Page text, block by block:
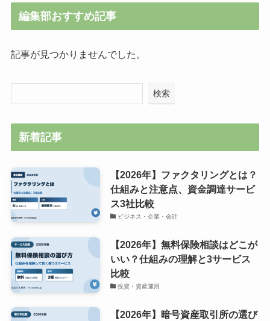
編集部おすすめ記事
記事が見つかりませんでした。
検索
新着記事
【2026年】ファクタリングとは？
仕組みと注意点、資金調達サービ
ス3社比較
ビジネス・企業・会計
【2026年】無料保険相談はどこが
いい？仕組みの理解と3サービス
比較
投資・資産運用
【2026年】暗号資産取引所の選び